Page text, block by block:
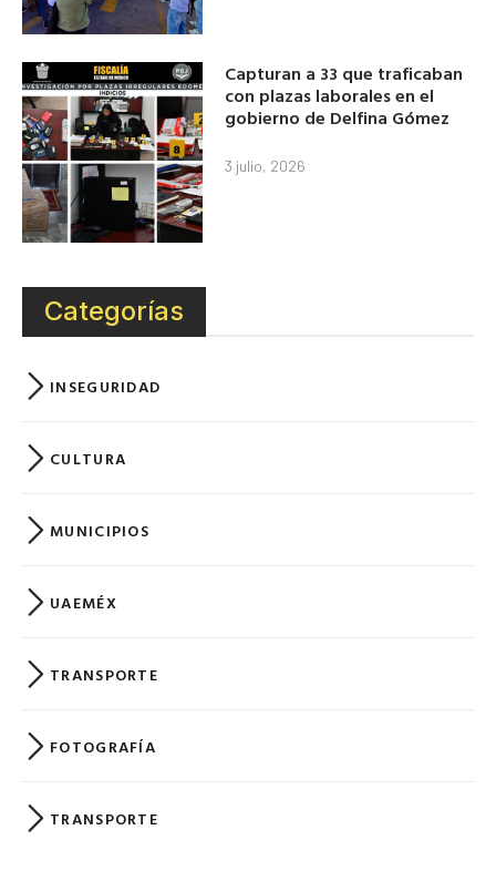
Capturan a 33 que traficaban
con plazas laborales en el
gobierno de Delfina Gómez
3 julio, 2026
Categorías
INSEGURIDAD
CULTURA
MUNICIPIOS
UAEMÉX
TRANSPORTE
FOTOGRAFÍA
TRANSPORTE